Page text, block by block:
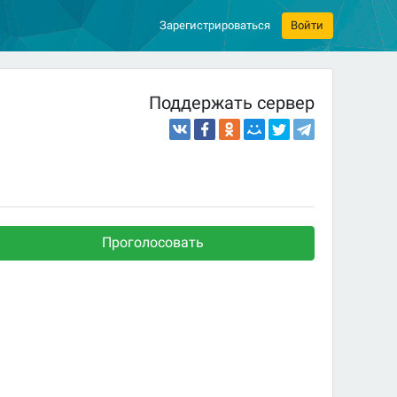
Зарегистрироваться Войти
Поддержать сервер
Проголосовать